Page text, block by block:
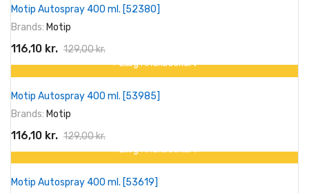
-10%
Motip Autospray 400 ml. [52380]
Brands: Motip
116,10 kr. 129,00 kr.
På tilbud!
-10%
+ Læg I Indkøbskurv
Motip Autospray 400 ml. [53985]
Brands: Motip
116,10 kr. 129,00 kr.
På tilbud!
-10%
+ Læg I Indkøbskurv
Motip Autospray 400 ml. [53619]